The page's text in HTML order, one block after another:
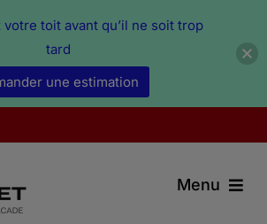
Menu
votre toit avant qu’il ne soit trop
tard
une estimation